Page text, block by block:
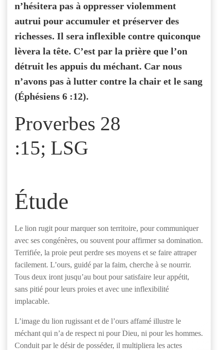
n’hésitera pas à oppresser violemment
autrui pour accumuler et préserver des
richesses. Il sera inflexible contre quiconque
lèvera la tête. C’est par la prière que l’on
détruit les appuis du méchant. Car nous
n’avons pas à lutter contre la chair et le sang
(Éphésiens 6 :12).
Proverbes 28
:15; LSG
Étude
Le lion rugit pour marquer son territoire, pour communiquer
avec ses congénères, ou souvent pour affirmer sa domination.
Terrifiée, la proie peut perdre ses moyens et se faire attraper
facilement. L’ours, guidé par la faim, cherche à se nourrir.
Tous deux iront jusqu’au bout pour satisfaire leur appétit,
sans pitié pour leurs proies et avec une inflexibilité
implacable.
L’image du lion rugissant et de l’ours affamé illustre le
méchant qui n’a de respect ni pour Dieu, ni pour les hommes.
Conduit par le désir de posséder, il multipliera les actes